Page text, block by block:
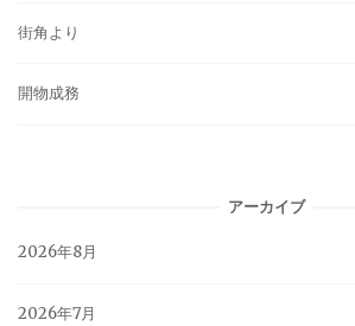
街角より
開物成務
アーカイブ
2026年8月
2026年7月